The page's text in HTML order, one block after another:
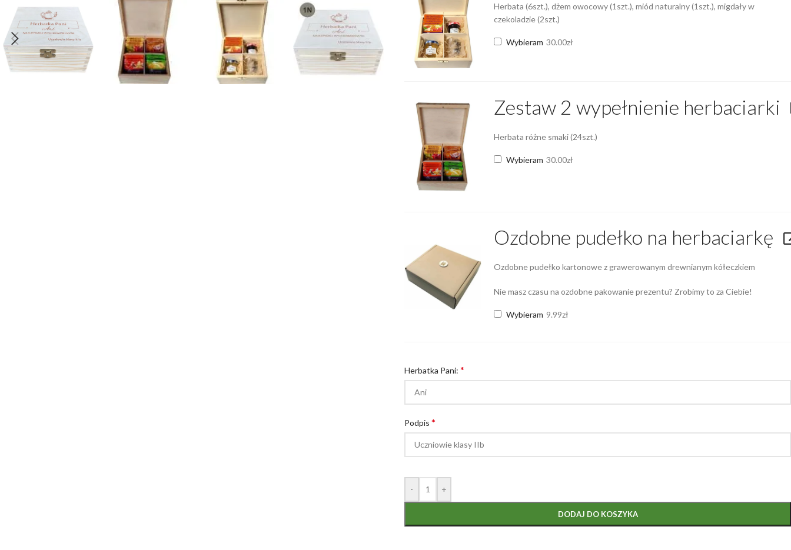
Herbata (6szt.), dżem owocowy (1szt.), miód naturalny (1szt.), migdały w
czekoladzie (2szt.)
Wybieram 30.00zł
Zestaw 2 wypełnienie herbaciarki
Herbata różne smaki (24szt.)
Wybieram 30.00zł
Ozdobne pudełko na herbaciarkę
Ozdobne pudełko kartonowe z grawerowanym drewnianym kółeczkiem
Nie masz czasu na ozdobne pakowanie prezentu? Zrobimy to za Ciebie!
Wybieram 9.99zł
Herbatka Pani: *
Podpis *
- +
DODAJ DO KOSZYKA